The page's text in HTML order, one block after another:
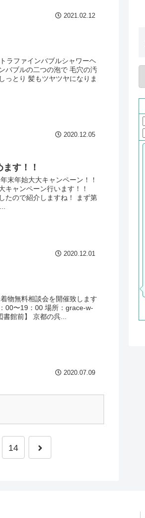
2021.02.12
ラファインバブルシャワーヘ
バブルの二つの泡で 毛穴の汚
っとり 髪もツヤツヤになりま
2020.12.05
す！！
末年始大大キャンペーン！！
キャンペーン行います！！
たので紹介しますね！ まず第
2020.12.01
物無料相談会を開催致します
00〜19：00 場所：grace-w-
館前】 京都の呉...
2020.07.09
14